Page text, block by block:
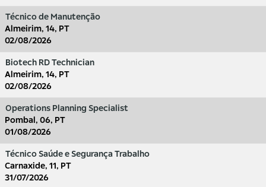
Técnico de Manutenção
Almeirim, 14, PT
02/08/2026
Biotech RD Technician
Almeirim, 14, PT
02/08/2026
Operations Planning Specialist
Pombal, 06, PT
01/08/2026
Técnico Saúde e Segurança Trabalho
Carnaxide, 11, PT
31/07/2026